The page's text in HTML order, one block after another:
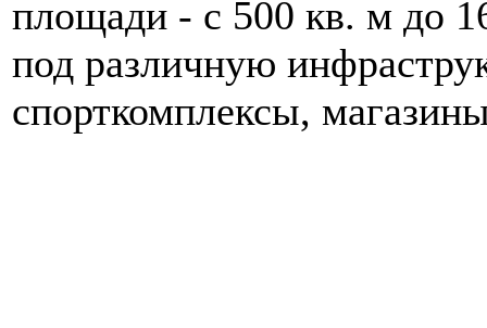
площади - с 500 кв. м до
под различную
спорткомплексы,